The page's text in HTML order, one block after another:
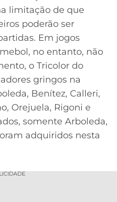
limitação de que
poderão ser
Em jogos
no entanto, não
o Tricolor do
gringos na
Benítez, Calleri,
Orejuela, Rigoni e
somente Arboleda,
adquiridos nesta